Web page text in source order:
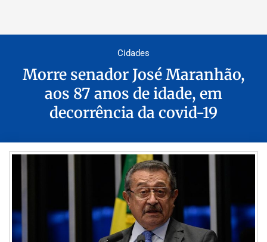
Cidades
Morre senador José Maranhão,
aos 87 anos de idade, em
decorrência da covid-19